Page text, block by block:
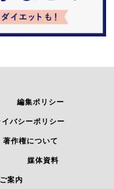
編集ポリシー
イバシーポリシー
著作権について
媒体資料
案内